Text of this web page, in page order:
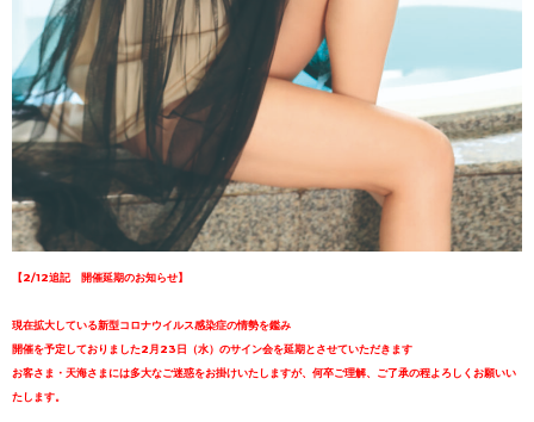
【2/12追記 開催延期のお知らせ】
現在拡大している新型コロナウイルス感染症の情勢を鑑み
開催を予定しておりました2月23日（水）のサイン会を延期とさせていただきます
お客さま・天海さまには多大なご迷惑をお掛けいたしますが、 何卒ご理解、ご了承の程よろしくお願いい
たします。